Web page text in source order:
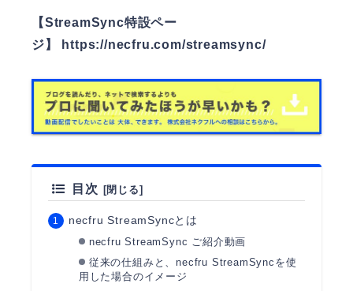
【StreamSync特設ペー
ジ】
https://necfru.com/streamsync/
目次
necfru StreamSyncとは
necfru StreamSync ご紹介動画
従来の仕組みと、necfru StreamSyncを使
用した場合のイメージ